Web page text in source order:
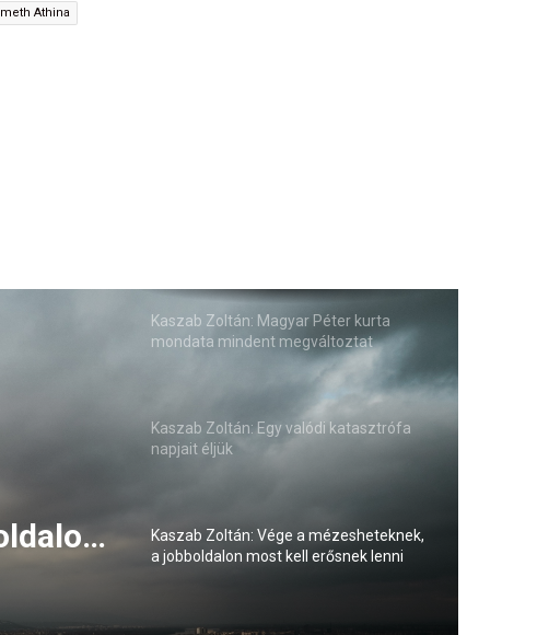
Athina
az
Kaszab Zoltán: Magyar Péter kurta
mondata mindent megváltoztat
Kaszab Zoltán: Egy valódi katasztrófa
napjait éljük
Kaszab Zoltán: Vége a mézesheteknek,
a jobboldalon most kell erősnek lenni